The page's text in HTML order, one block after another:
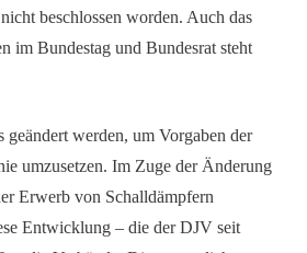
beschlossen worden. Auch das
im Bundestag und Bundesrat steht
geändert werden, um Vorgaben der
umzusetzen. Im Zuge der Änderung
Erwerb von Schalldämpfern
Entwicklung – die der DJV seit